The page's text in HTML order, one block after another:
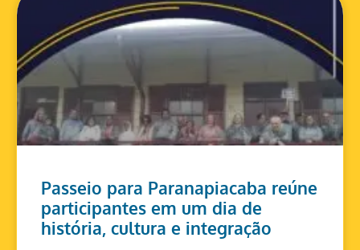
Passeio para Paranapiacaba reúne
participantes em um dia de
história, cultura e integração